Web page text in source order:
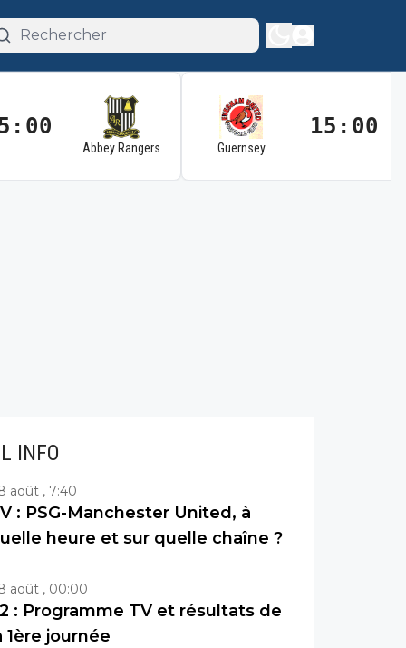
Abbey Rangers Guernsey
15:00
INFO
août , 7:40
: PSG-Manchester United, à
heure et sur quelle chaîne ?
août , 00:00
: Programme TV et résultats de
1ère journée